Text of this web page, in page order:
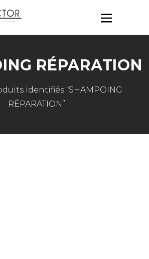
RÉPARATION
identifiés “SHAMPOING
RÉPARATION”